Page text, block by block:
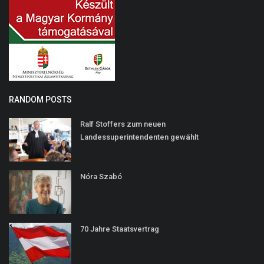
RANDOM POSTS
Ralf Stoffers zum neuen
Landessuperintendenten gewählt
Nóra Szabó
70 Jahre Staatsvertrag